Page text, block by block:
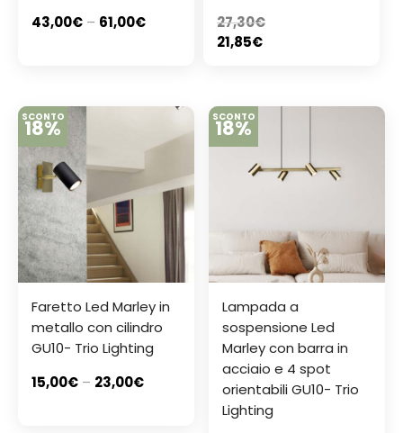
43,00€ – 61,00€
27,30€
21,85€
SCONTO
18%
Faretto Led Marley in
metallo con cilindro
GU10- Trio Lighting
15,00€ – 23,00€
SCONTO
18%
Lampada a
sospensione Led
Marley con barra in
acciaio e 4 spot
orientabili GU10- Trio
Lighting